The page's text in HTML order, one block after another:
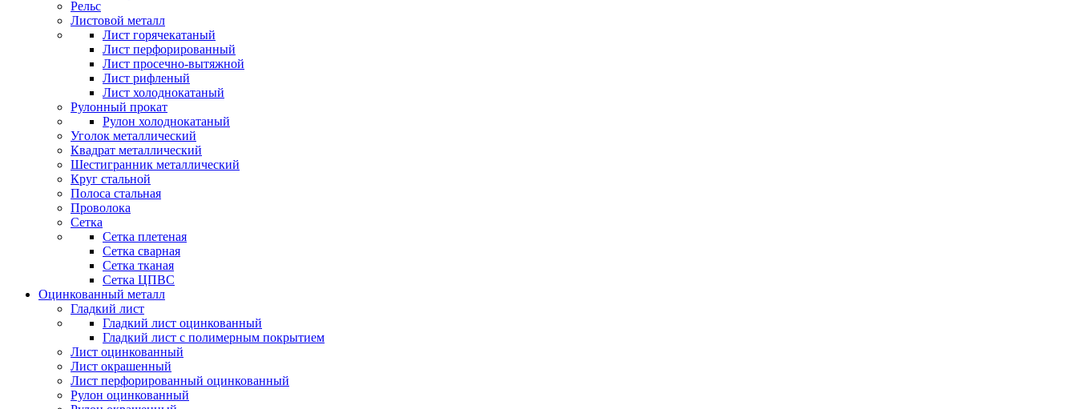
Рельс
Листовой металл
Лист горячекатаный
Лист перфорированный
Лист просечно-вытяжной
Лист рифленый
Лист холоднокатаный
Рулонный прокат
Рулон холоднокатаный
Уголок металлический
Квадрат металлический
Шестигранник металлический
Круг стальной
Полоса стальная
Проволока
Сетка
Сетка плетеная
Сетка сварная
Сетка тканая
Сетка ЦПВС
Оцинкованный металл
Гладкий лист
Гладкий лист оцинкованный
Гладкий лист с полимерным покрытием
Лист оцинкованный
Лист окрашенный
Лист перфорированный оцинкованный
Рулон оцинкованный